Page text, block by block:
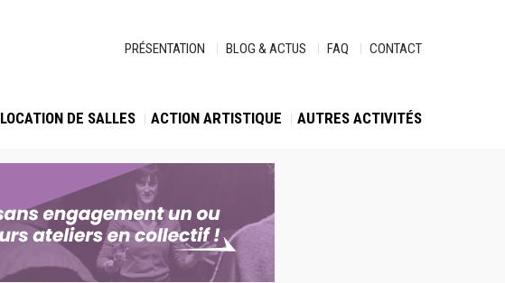
PRÉSENTATION BLOG & ACTUS FAQ CONTACT
LOCATION DE SALLES ACTION ARTISTIQUE AUTRES ACTIVITÉS